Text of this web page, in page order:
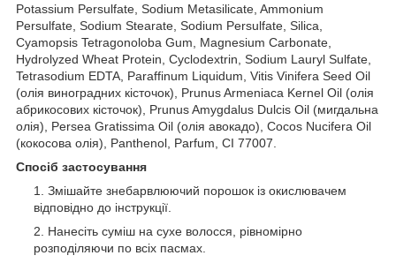
Potassium Persulfate, Sodium Metasilicate, Ammonium
Persulfate, Sodium Stearate, Sodium Persulfate, Silica,
Cyamopsis Tetragonoloba Gum, Magnesium Carbonate,
Hydrolyzed Wheat Protein, Cyclodextrin, Sodium Lauryl Sulfate,
Tetrasodium EDTA, Paraffinum Liquidum, Vitis Vinifera Seed Oil
(олія виноградних кісточок), Prunus Armeniaca Kernel Oil (олія
абрикосових кісточок), Prunus Amygdalus Dulcis Oil (мигдальна
олія), Persea Gratissima Oil (олія авокадо), Cocos Nucifera Oil
(кокосова олія), Panthenol, Parfum, CI 77007.
Спосіб застосування
Змішайте знебарвлюючий порошок із окислювачем
відповідно до інструкції.
Нанесіть суміш на сухе волосся, рівномірно
розподіляючи по всіх пасмах.